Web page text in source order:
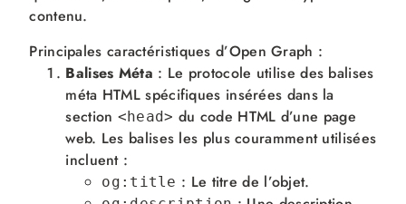
contenu.
Principales caractéristiques d’Open Graph :
Balises Méta : Le protocole utilise des balises
méta HTML spécifiques insérées dans la
section <head> du code HTML d’une page
web. Les balises les plus couramment utilisées
incluent :
og:title : Le titre de l’objet.